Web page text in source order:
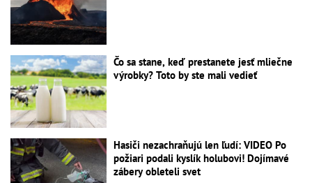
Čo sa stane, keď prestanete jesť mliečne
výrobky? Toto by ste mali vedieť
Hasiči nezachraňujú len ľudí: VIDEO Po
požiari podali kyslík holubovi! Dojímavé
zábery obleteli svet